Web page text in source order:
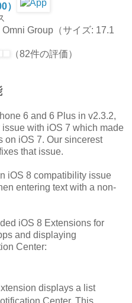
）
Group（サイズ: 17.1
（82件の評価）
6 and 6 Plus in v2.3.2,
with iOS 7 which made
on iOS 7. Our sincerest
that issue.
iOS 8 compatibility issue
entering text with a non-
iOS 8 Extensions for
and displaying
Center:
displays a list
Center. This